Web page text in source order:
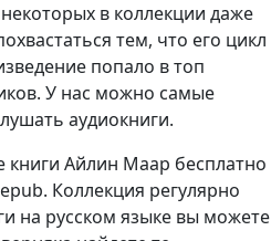
в коллекции даже
тем, что его цикл
попало в топ
У нас можно самые
аудиокниги.
книги Айлин Маар бесплатно
Коллекция регулярно
на русском языке вы можете